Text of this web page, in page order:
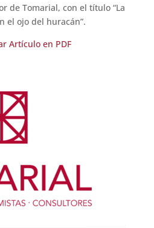
de Tomarial, con el título “La
el ojo del huracán”.
Artículo en PDF